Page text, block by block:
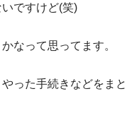
ですけど(笑)
なって思ってます。
った手続きなどをまと